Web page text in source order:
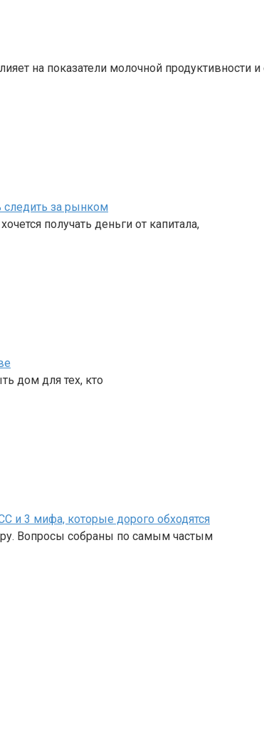
на показатели молочной продуктивности
следить за рынком
получать деньги от капитала,
дом для тех, кто
и 3 мифа, которые дорого обходятся
Вопросы собраны по самым частым